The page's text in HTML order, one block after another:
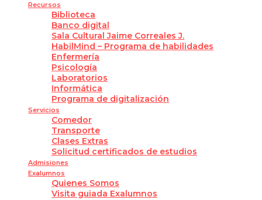
Recursos
Biblioteca
Banco digital
Sala Cultural Jaime Correales J.
HabilMind – Programa de habilidades
Enfermería
Psicología
Laboratorios
Informática
Programa de digitalización
Servicios
Comedor
Transporte
Clases Extras
Solicitud certificados de estudios
Admisiones
Exalumnos
Quienes Somos
Visita guiada Exalumnos